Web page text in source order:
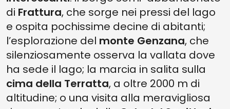
di Frattura, che sorge nei pressi del lago
e ospita pochissime decine di abitanti;
l’esplorazione del monte Genzana, che
silenziosamente osserva la vallata dove
ha sede il lago; la marcia in salita sulla
cima della Terratta, a oltre 2000 m di
altitudine; o una visita alla meravigliosa